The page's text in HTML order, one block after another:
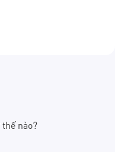
nào?